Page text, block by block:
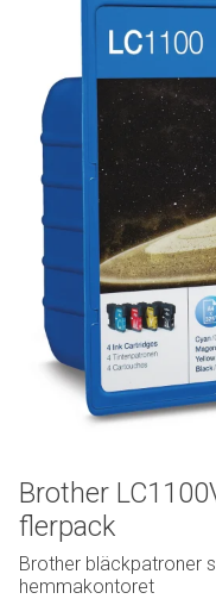
Brother
flerpack
Brother bläckpatroner
hemmakontoret